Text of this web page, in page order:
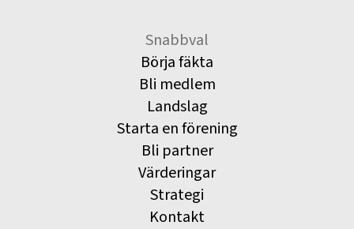
Snabbval
Börja fäkta
Bli medlem
Landslag
Starta en förening
Bli partner
Värderingar
Strategi
Kontakt